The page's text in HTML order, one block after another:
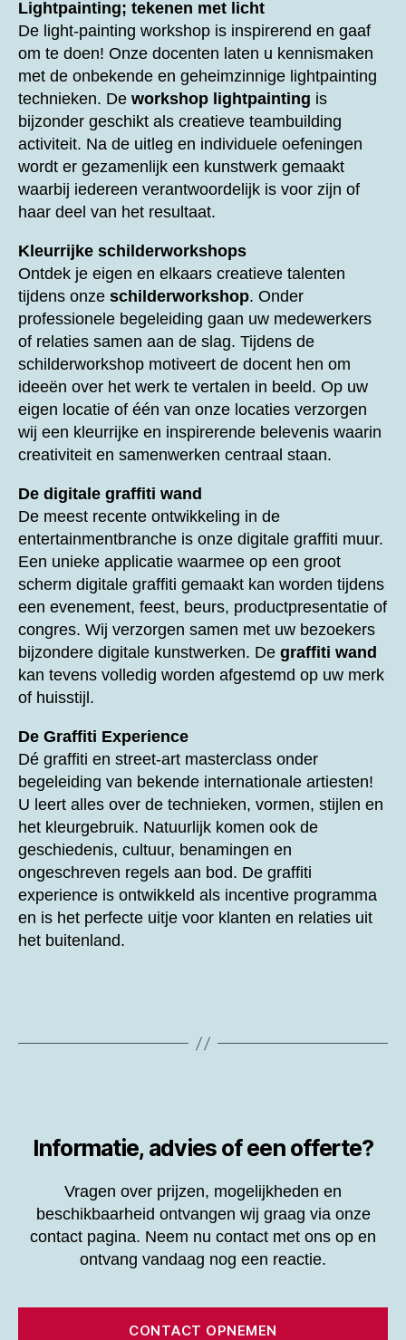
Lightpainting; tekenen met licht
De light-painting workshop is inspirerend en gaaf
om te doen! Onze docenten laten u kennismaken
met de onbekende en geheimzinnige lightpainting
technieken. De workshop lightpainting is
bijzonder geschikt als creatieve teambuilding
activiteit. Na de uitleg en individuele oefeningen
wordt er gezamenlijk een kunstwerk gemaakt
waarbij iedereen verantwoordelijk is voor zijn of
haar deel van het resultaat.
Kleurrijke schilderworkshops
Ontdek je eigen en elkaars creatieve talenten
tijdens onze schilderworkshop. Onder
professionele begeleiding gaan uw medewerkers
of relaties samen aan de slag. Tijdens de
schilderworkshop motiveert de docent hen om
ideeën over het werk te vertalen in beeld. Op uw
eigen locatie of één van onze locaties verzorgen
wij een kleurrijke en inspirerende belevenis waarin
creativiteit en samenwerken centraal staan.
De digitale graffiti wand
De meest recente ontwikkeling in de
entertainmentbranche is onze digitale graffiti muur.
Een unieke applicatie waarmee op een groot
scherm digitale graffiti gemaakt kan worden tijdens
een evenement, feest, beurs, productpresentatie of
congres. Wij verzorgen samen met uw bezoekers
bijzondere digitale kunstwerken. De graffiti wand
kan tevens volledig worden afgestemd op uw merk
of huisstijl.
De Graffiti Experience
Dé graffiti en street-art masterclass onder
begeleiding van bekende internationale artiesten!
U leert alles over de technieken, vormen, stijlen en
het kleurgebruik. Natuurlijk komen ook de
geschiedenis, cultuur, benamingen en
ongeschreven regels aan bod. De graffiti
experience is ontwikkeld als incentive programma
en is het perfecte uitje voor klanten en relaties uit
het buitenland.
Informatie, advies of een offerte?
Vragen over prijzen, mogelijkheden en
beschikbaarheid ontvangen wij graag via onze
contact pagina. Neem nu contact met ons op en
ontvang vandaag nog een reactie.
CONTACT OPNEMEN